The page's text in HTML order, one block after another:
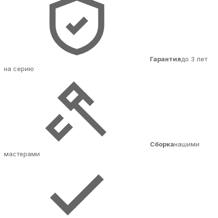
Гарантиядо 3 лет
на серию
Сборканашими
мастерами